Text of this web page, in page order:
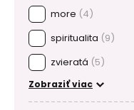
more (4)
spiritualita (9)
zvieratá (5)
Zobraziť viac